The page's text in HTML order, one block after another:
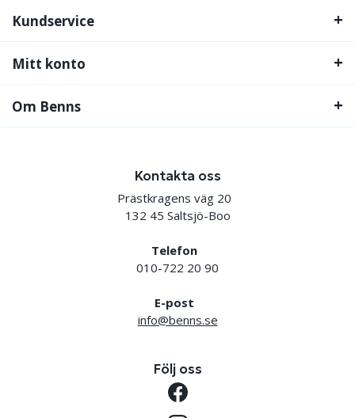
Kundservice
Mitt konto
Om Benns
Kontakta oss
Prästkragens väg 20
132 45 Saltsjö-Boo
Telefon
010-722 20 90
E-post
info@benns.se
Följ oss